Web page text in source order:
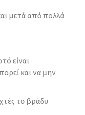
μετά από πολλά
είναι
και να μην
το βράδυ